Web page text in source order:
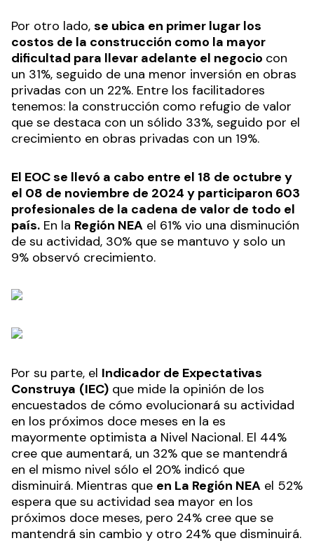
Por otro lado, se ubica en primer lugar los
costos de la construcción como la mayor
dificultad para llevar adelante el negocio con
un 31%, seguido de una menor inversión en obras
privadas con un 22%. Entre los facilitadores
tenemos: la construcción como refugio de valor
que se destaca con un sólido 33%, seguido por el
crecimiento en obras privadas con un 19%.
El EOC se llevó a cabo entre el 18 de octubre y
el 08 de noviembre de 2024 y participaron 603
profesionales de la cadena de valor de todo el
país. En la Región NEA el 61% vio una disminución
de su actividad, 30% que se mantuvo y solo un
9% observó crecimiento.
Por su parte, el Indicador de Expectativas
Construya (IEC) que mide la opinión de los
encuestados de cómo evolucionará su actividad
en los próximos doce meses en la es
mayormente optimista a Nivel Nacional. El 44%
cree que aumentará, un 32% que se mantendrá
en el mismo nivel sólo el 20% indicó que
disminuirá. Mientras que en La Región NEA el 52%
espera que su actividad sea mayor en los
próximos doce meses, pero 24% cree que se
mantendrá sin cambio y otro 24% que disminuirá.